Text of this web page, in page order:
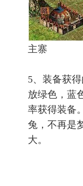
主寨
5、装备获
放绿色，蓝
率获得装备
兔，不再是
大。